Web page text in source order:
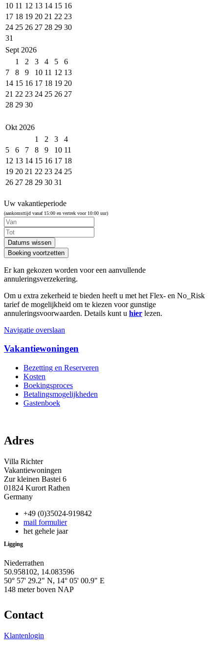
10 11 12 13 14 15 16
17 18 19 20 21 22 23
24 25 26 27 28 29 30
31
Sept 2026
1
2 3 4 5
6
7
8 9 10 11 12 13
14 15 16 17 18 19 20
21 22 23 24 25 26 27
28 29 30
Okt 2026
1
2 3
4
5
6 7 8 9 10 11
12 13 14 15 16 17 18
19 20 21 22 23 24 25
26 27 28 29 30 31
Uw vakantieperiode
(aankomsttijd vanaf 15:00 en vertrek voor 10:00 uur)
Datums wissen
Er kan gekozen worden voor een aanvullende
annuleringsverzekering.
Om u extra zekerheid te bieden heeft u met het Flex- en No_Risk
tarief de mogelijkheid om te kiezen voor gunstige
annuleringsvoorwaarden. Details kunt u hier lezen.
Navigatie overslaan
Vakantiewoningen
Bezetting en Reserveren
Kosten
Boekingsproces
Betalingsmogelijkheden
Gastenboek
Adres
Villa Richter
Vakantiewoningen
Zur kleinen Bastei 6
01824 Kurort Rathen
Germany
+49 (0)35024-919842
mail formulier
het gehele jaar
Ligging
Niederrathen
50.958102, 14.083596
50° 57' 29.2" N, 14° 05' 00.9" E
148 meter boven NAP
Contact
Klantenlogin